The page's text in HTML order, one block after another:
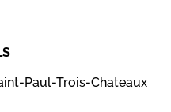
Paul-Trois-Chateaux